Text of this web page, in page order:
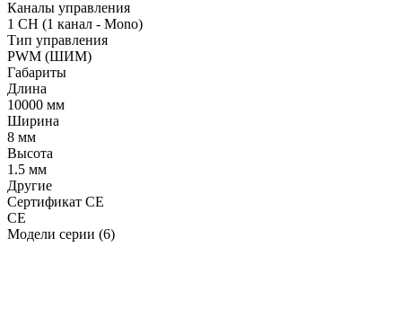
Каналы управления
1 CH (1 канал - Mono)
Тип управления
PWM (ШИМ)
Габариты
Длина
10000 мм
Ширина
8 мм
Высота
1.5 мм
Другие
Сертификат CE
CE
Модели серии (6)